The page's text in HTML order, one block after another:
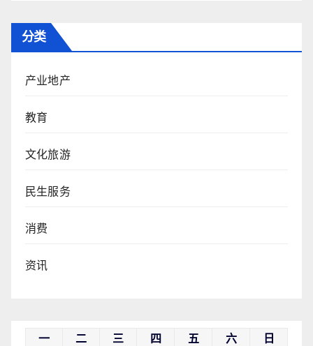
分类
产业地产
教育
文化旅游
民生服务
消费
资讯
一 二 三 四 五 六 日